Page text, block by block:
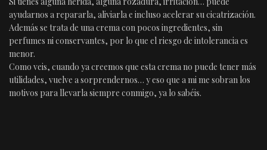
ayudarnos a repararla, aliviarla e incluso acelerar su cicatrización.
Además se trata de una crema con pocos ingredientes, sin
perfumes ni conservantes, por lo que el riesgo de intolerancia es
menor.
Como veis, cuando ya creemos que esta crema no puede tener más
utilidades, vuelve a sorprendernos… y eso que a mi me sobran los
motivos para llevarla siempre conmigo, ya lo sabéis.